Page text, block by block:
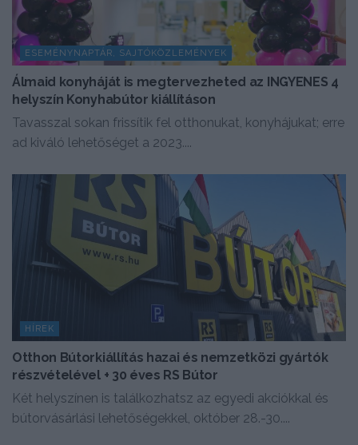
ESEMÉNYNAPTÁR, SAJTÓKÖZLEMÉNYEK
Álmaid konyháját is megtervezheted az INGYENES 4
helyszín Konyhabútor kiállításon
Tavasszal sokan frissítik fel otthonukat, konyhájukat; erre
ad kiváló lehetőséget a 2023....
HÍREK
Otthon Bútorkiállítás hazai és nemzetközi gyártók
részvételével + 30 éves RS Bútor
Két helyszínen is találkozhatsz az egyedi akciókkal és
bútorvásárlási lehetőségekkel, október 28.-30....